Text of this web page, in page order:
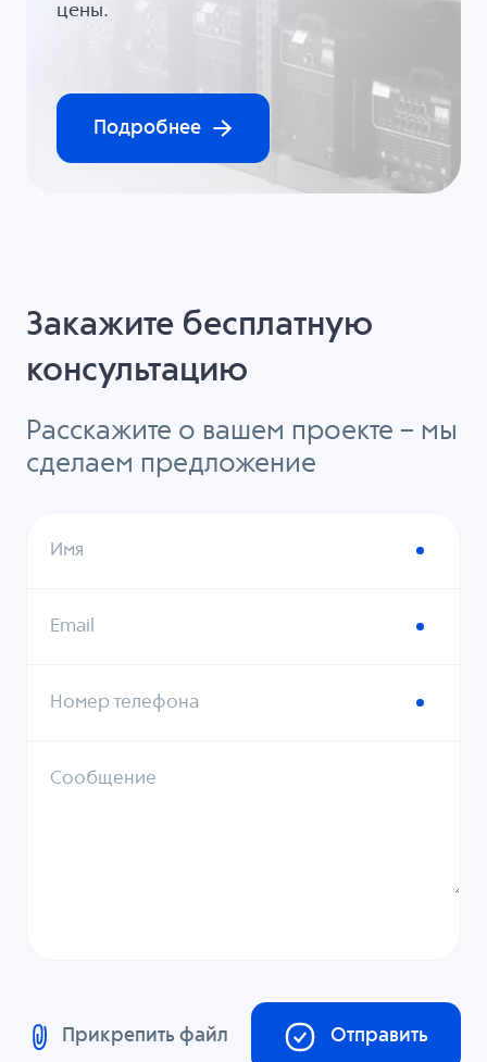
цены.
Подробнее
Закажите бесплатную
консультацию
Расскажите о вашем проекте – мы
сделаем предложение
Имя
Email
Номер телефона
Сообщение
Прикрепить файл Отправить